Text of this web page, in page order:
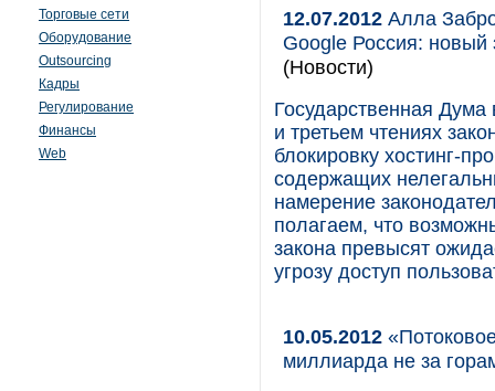
Торговые сети
Оборудование
Outsourcing
Кадры
Регулирование
Финансы
Web
12.07.2012 Алла
Google Россия: новый
(Новости)
Государственная
и третьем чтениях
блокировку хостинг-
содержащих
намерение
полагаем, что
закона превысят
угрозу доступ
10.05.2012
миллиарда не за